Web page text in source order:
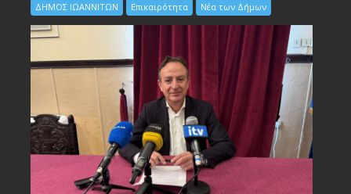
ΔΗΜΟΣ ΙΩΑΝΝΙΤΩΝ Επικαιρότητα Νέα των Δήμων